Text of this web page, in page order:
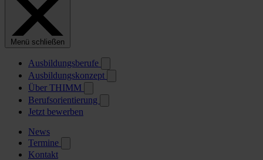
Menü schließen
Ausbildungsberufe
Ausbildungskonzept
Über THIMM
Berufsorientierung
Jetzt bewerben
News
Termine
Kontakt